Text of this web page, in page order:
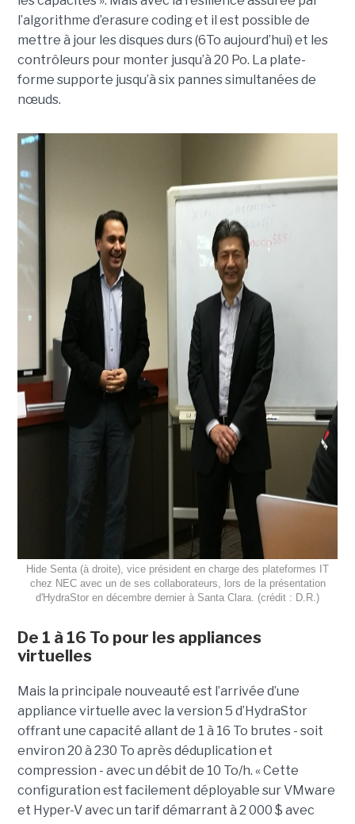
l’algorithme d’erasure coding et il est possible de
mettre à jour les disques durs (6To aujourd’hui) et les
contrôleurs pour monter jusqu’à 20 Po. La plate-
forme supporte jusqu’à six pannes simultanées de
nœuds.
Hide Senta (à droite), vice président en charge des plateformes IT
chez NEC avec un de ses collaborateurs, lors de la présentation
d'HydraStor en décembre dernier à Santa Clara. (crédit : D.R.)
De 1 à 16 To pour les appliances
virtuelles
Mais la principale nouveauté est l’arrivée d’une
appliance virtuelle avec la version 5 d’HydraStor
offrant une capacité allant de 1 à 16 To brutes - soit
environ 20 à 230 To après déduplication et
compression - avec un débit de 10 To/h. « Cette
configuration est facilement déployable sur VMware
et Hyper-V avec un tarif démarrant à 2 000 $ avec